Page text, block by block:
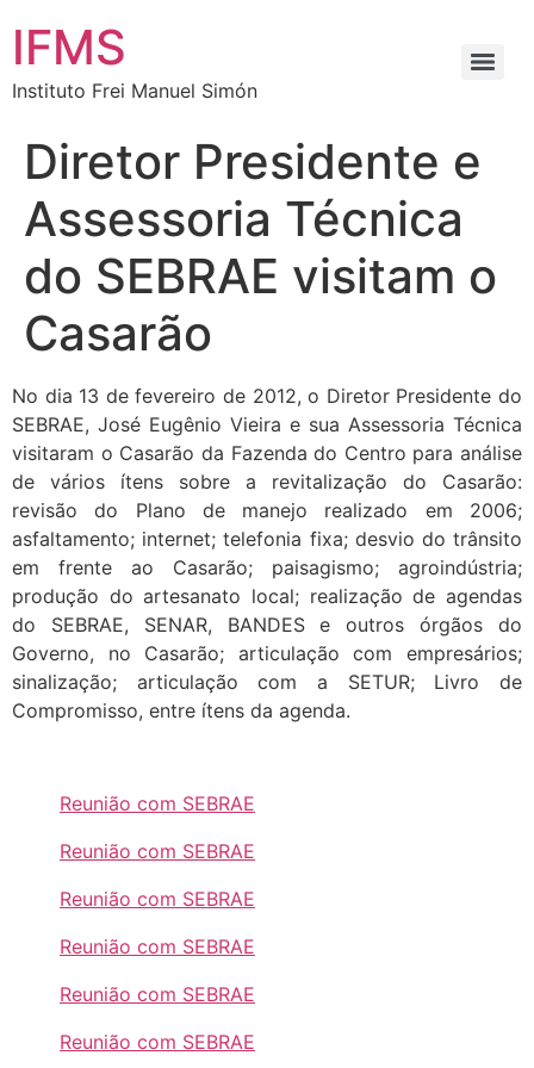
IFMS
Instituto Frei Manuel Simón
Diretor Presidente e
Assessoria Técnica
do SEBRAE visitam o
Casarão
No dia 13 de fevereiro de 2012, o Diretor Presidente do
SEBRAE, José Eugênio Vieira e sua Assessoria Técnica
visitaram o Casarão da Fazenda do Centro para análise
de vários ítens sobre a revitalização do Casarão:
revisão do Plano de manejo realizado em 2006;
asfaltamento; internet; telefonia fixa; desvio do trânsito
em frente ao Casarão; paisagismo; agroindústria;
produção do artesanato local; realização de agendas
do SEBRAE, SENAR, BANDES e outros órgãos do
Governo, no Casarão; articulação com empresários;
sinalização; articulação com a SETUR; Livro de
Compromisso, entre ítens da agenda.
Reunião com SEBRAE
Reunião com SEBRAE
Reunião com SEBRAE
Reunião com SEBRAE
Reunião com SEBRAE
Reunião com SEBRAE